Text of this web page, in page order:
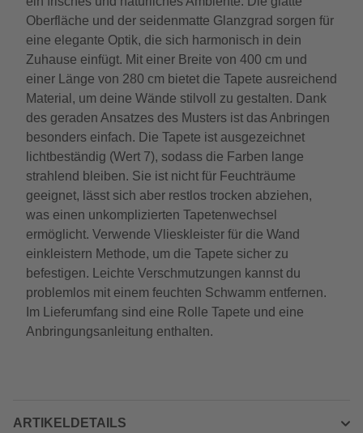
Oberfläche und der seidenmatte Glanzgrad sorgen für
eine elegante Optik, die sich harmonisch in dein
Zuhause einfügt. Mit einer Breite von 400 cm und
einer Länge von 280 cm bietet die Tapete ausreichend
Material, um deine Wände stilvoll zu gestalten. Dank
des geraden Ansatzes des Musters ist das Anbringen
besonders einfach. Die Tapete ist ausgezeichnet
lichtbeständig (Wert 7), sodass die Farben lange
strahlend bleiben. Sie ist nicht für Feuchträume
geeignet, lässt sich aber restlos trocken abziehen,
was einen unkomplizierten Tapetenwechsel
ermöglicht. Verwende Vlieskleister für die Wand
einkleistern Methode, um die Tapete sicher zu
befestigen. Leichte Verschmutzungen kannst du
problemlos mit einem feuchten Schwamm entfernen.
Im Lieferumfang sind eine Rolle Tapete und eine
Anbringungsanleitung enthalten.
ARTIKELDETAILS